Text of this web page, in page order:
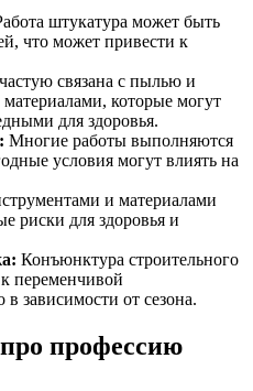
штукатура может быть
что может привести к
связана с пылью и
которые могут
для здоровья.
Многие работы выполняются
условия могут влиять на
и материалами
риски для здоровья и
Конъюнктура строительного
переменчивой
зависимости от сезона.
профессию